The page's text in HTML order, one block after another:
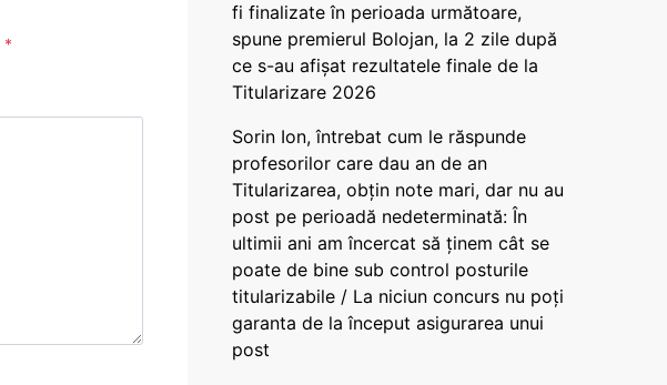
*
fi finalizate în perioada următoare,
spune premierul Bolojan, la 2 zile după
ce s-au afișat rezultatele finale de la
Titularizare 2026
Sorin Ion, întrebat cum le răspunde
profesorilor care dau an de an
Titularizarea, obțin note mari, dar nu au
post pe perioadă nedeterminată: În
ultimii ani am încercat să ținem cât se
poate de bine sub control posturile
titularizabile / La niciun concurs nu poți
garanta de la început asigurarea unui
post